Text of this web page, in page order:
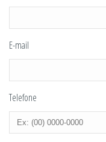
E-mail
Telefone